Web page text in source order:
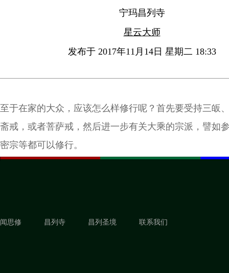
宁玛昌列寺
星云大师
发布于 2017年11月14日 星期二 18:33
至于在家的大众，应该怎么样修行呢？首先要受持三皈
斋戒，或者菩萨戒，然后进一步有关大乘的宗派，譬如
密宗等都可以修行。
闻思修 昌列寺 昌列圣境 联系我们